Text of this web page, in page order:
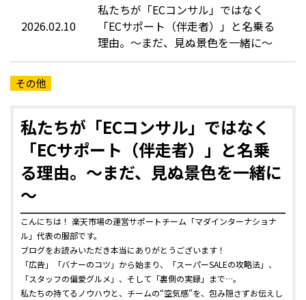
2026.02.10
私たちが「ECコンサル」ではなく
「ECサポート（伴走者）」と名乗る
理由。～まだ、見ぬ景色を一緒に～
その他
私たちが「ECコンサル」ではなく
「ECサポート（伴走者）」と名乗
る理由。～まだ、見ぬ景色を一緒に
～
こんにちは！ 楽天市場の運営サポートチーム「マダインターナショナ
ル」代表の服部です。
ブログをお読みいただき本当にありがとうございます！
「広告」「バナーのコツ」から始まり、「スーパーSALEの攻略法」、
「スタッフの偏愛グルメ」、そして「裏側の実録」まで…。
私たちの持てるノウハウと、チームの“空気感”を、包み隠さずお伝えし